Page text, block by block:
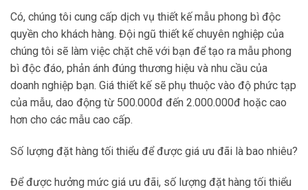
Có, chúng tôi cung cấp dịch vụ thiết kế mẫu phong bì độc
quyền cho khách hàng. Đội ngũ thiết kế chuyên nghiệp của
chúng tôi sẽ làm việc chặt chẽ với bạn để tạo ra mẫu phong
bì độc đáo, phản ánh đúng thương hiệu và nhu cầu của
doanh nghiệp bạn. Giá thiết kế sẽ phụ thuộc vào độ phức tạp
của mẫu, dao động từ 500.000đ đến 2.000.000đ hoặc cao
hơn cho các mẫu cao cấp.
Số lượng đặt hàng tối thiểu để được giá ưu đãi là bao nhiêu?
Để được hưởng mức giá ưu đãi, số lượng đặt hàng tối thiểu